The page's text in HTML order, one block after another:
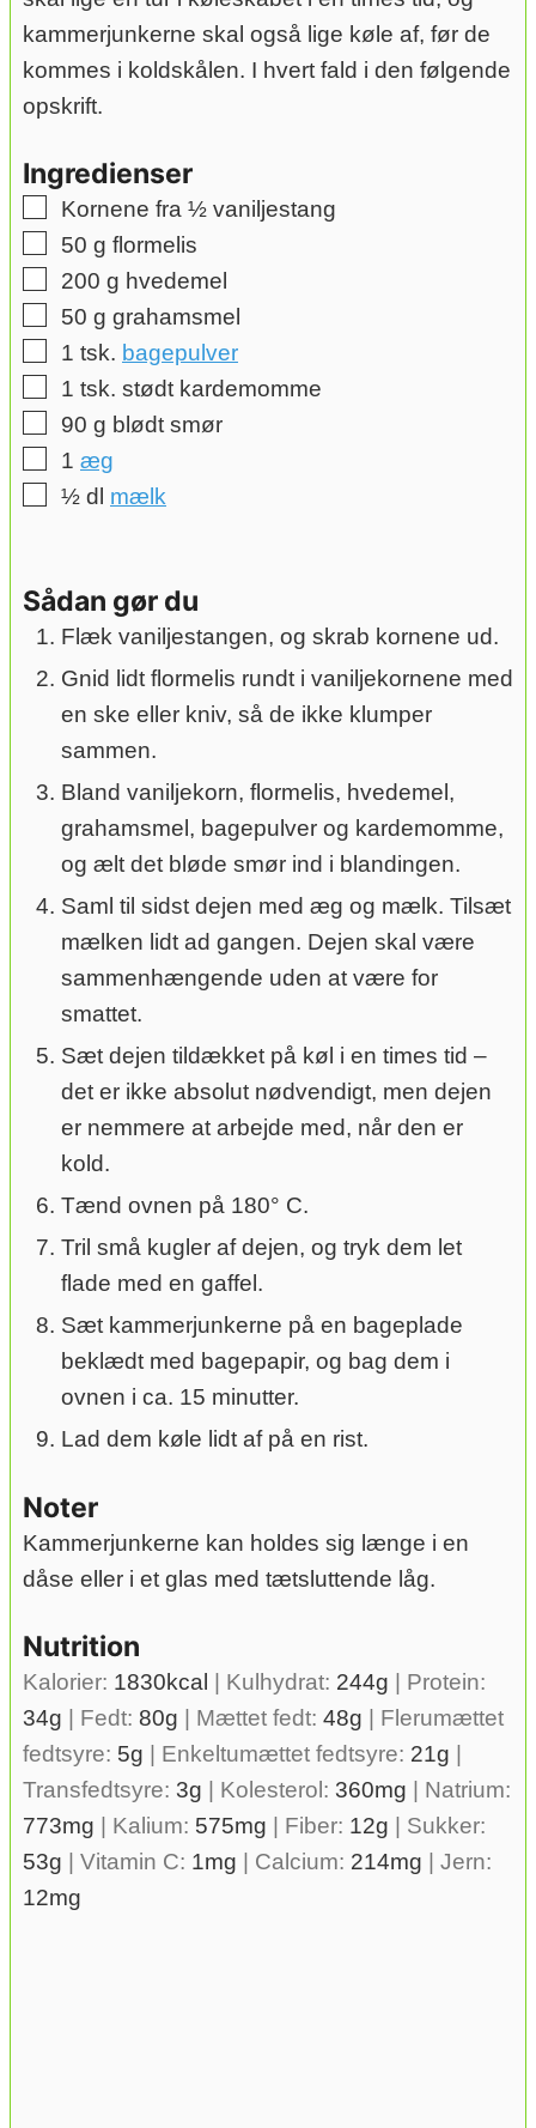
kammerjunkerne skal også lige køle af, før de
kommes i koldskålen. I hvert fald i den følgende
opskrift.
Ingredienser
▢
Kornene fra ½ vaniljestang
▢
50 g flormelis
▢
200 g hvedemel
▢
50 g grahamsmel
▢
1 tsk. bagepulver
▢
1 tsk. stødt kardemomme
▢
90 g blødt smør
▢
1 æg
▢
½ dl mælk
Sådan gør du
Flæk vaniljestangen, og skrab kornene ud.
Gnid lidt flormelis rundt i vaniljekornene med
en ske eller kniv, så de ikke klumper
sammen.
Bland vaniljekorn, flormelis, hvedemel,
grahamsmel, bagepulver og kardemomme,
og ælt det bløde smør ind i blandingen.
Saml til sidst dejen med æg og mælk. Tilsæt
mælken lidt ad gangen. Dejen skal være
sammenhængende uden at være for
smattet.
Sæt dejen tildækket på køl i en times tid –
det er ikke absolut nødvendigt, men dejen
er nemmere at arbejde med, når den er
kold.
Tænd ovnen på 180° C.
Tril små kugler af dejen, og tryk dem let
flade med en gaffel.
Sæt kammerjunkerne på en bageplade
beklædt med bagepapir, og bag dem i
ovnen i ca. 15 minutter.
Lad dem køle lidt af på en rist.
Noter
Kammerjunkerne kan holdes sig længe i en
dåse eller i et glas med tætsluttende låg.
Nutrition
Kalorier: 1830kcal Kulhydrat: 244g
Protein:
34g Fedt: 80g Mættet fedt: 48g
Flerumættet
fedtsyre: 5g Enkeltumættet fedtsyre: 21g
Transfedtsyre: 3g Kolesterol: 360mg
Natrium:
773mg Kalium: 575mg Fiber: 12g
Sukker:
53g Vitamin C: 1mg Calcium: 214mg
Jern:
12mg